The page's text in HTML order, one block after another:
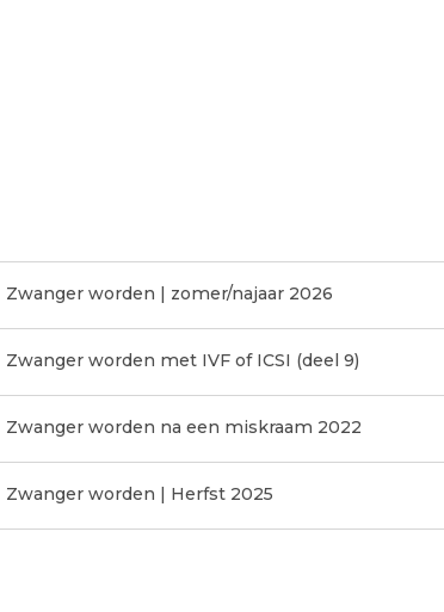
Zwanger worden | zomer/najaar 2026
Zwanger worden met IVF of ICSI (deel 9)
Zwanger worden na een miskraam 2022
Zwanger worden | Herfst 2025